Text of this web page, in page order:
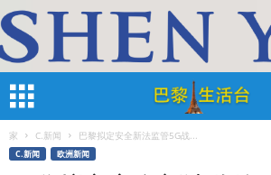
家 C.新闻 巴黎拟定安全新法监管5G战...
C.新闻 欧洲新闻